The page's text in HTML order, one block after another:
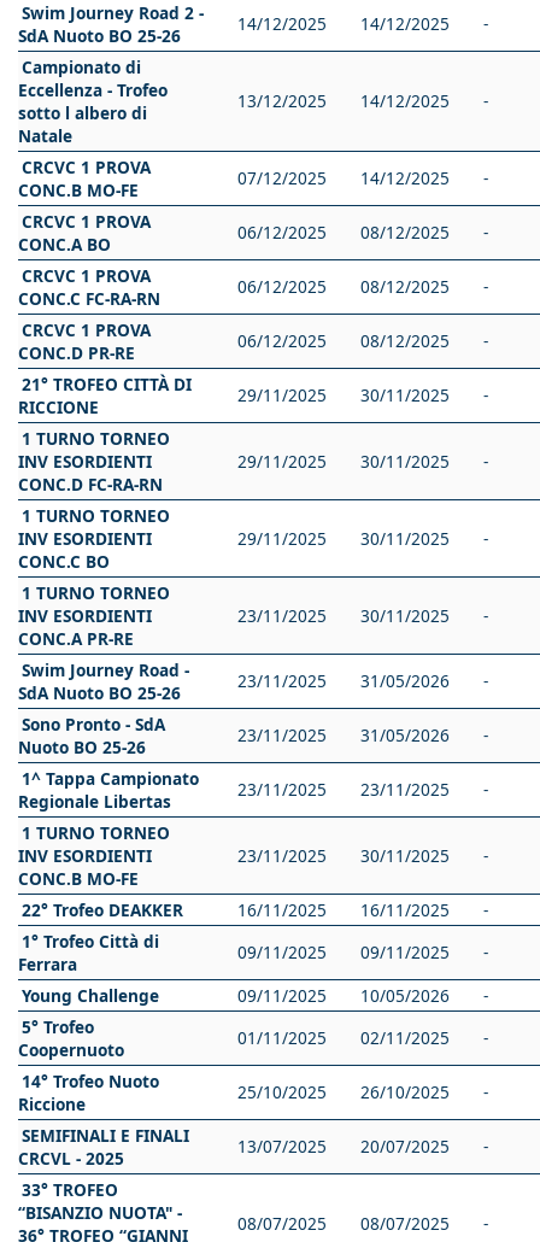
Swim Journey Road 2 -
SdA Nuoto BO 25-26
14/12/2025 14/12/2025
-
Campionato di
Eccellenza - Trofeo
sotto l albero di
Natale
13/12/2025 14/12/2025 -
CRCVC 1 PROVA
CONC.B MO-FE
07/12/2025 14/12/2025
-
CRCVC 1 PROVA
CONC.A BO
06/12/2025 08/12/2025
-
CRCVC 1 PROVA
CONC.C FC-RA-RN
06/12/2025 08/12/2025
-
CRCVC 1 PROVA
CONC.D PR-RE
06/12/2025 08/12/2025
-
21° TROFEO CITTÀ DI
RICCIONE
29/11/2025 30/11/2025
-
1 TURNO TORNEO
INV ESORDIENTI
CONC.D FC-RA-RN
29/11/2025 30/11/2025 -
1 TURNO TORNEO
INV ESORDIENTI
CONC.C BO
29/11/2025 30/11/2025 -
1 TURNO TORNEO
INV ESORDIENTI
CONC.A PR-RE
23/11/2025 30/11/2025 -
Swim Journey Road -
SdA Nuoto BO 25-26
23/11/2025 31/05/2026
-
Sono Pronto - SdA
Nuoto BO 25-26
23/11/2025 31/05/2026
-
1^ Tappa Campionato
Regionale Libertas
23/11/2025 23/11/2025
-
1 TURNO TORNEO
INV ESORDIENTI
CONC.B MO-FE
23/11/2025 30/11/2025 -
22° Trofeo DEAKKER 16/11/2025 16/11/2025
-
1° Trofeo Città di
Ferrara
09/11/2025 09/11/2025
-
Young Challenge
09/11/2025 10/05/2026
-
5° Trofeo
Coopernuoto
01/11/2025 02/11/2025
-
14° Trofeo Nuoto
Riccione
25/10/2025 26/10/2025
-
SEMIFINALI E FINALI
CRCVL - 2025
13/07/2025 20/07/2025
-
33° TROFEO
“BISANZIO NUOTA" -
36° TROFEO “GIANNI
08/07/2025 08/07/2025 -